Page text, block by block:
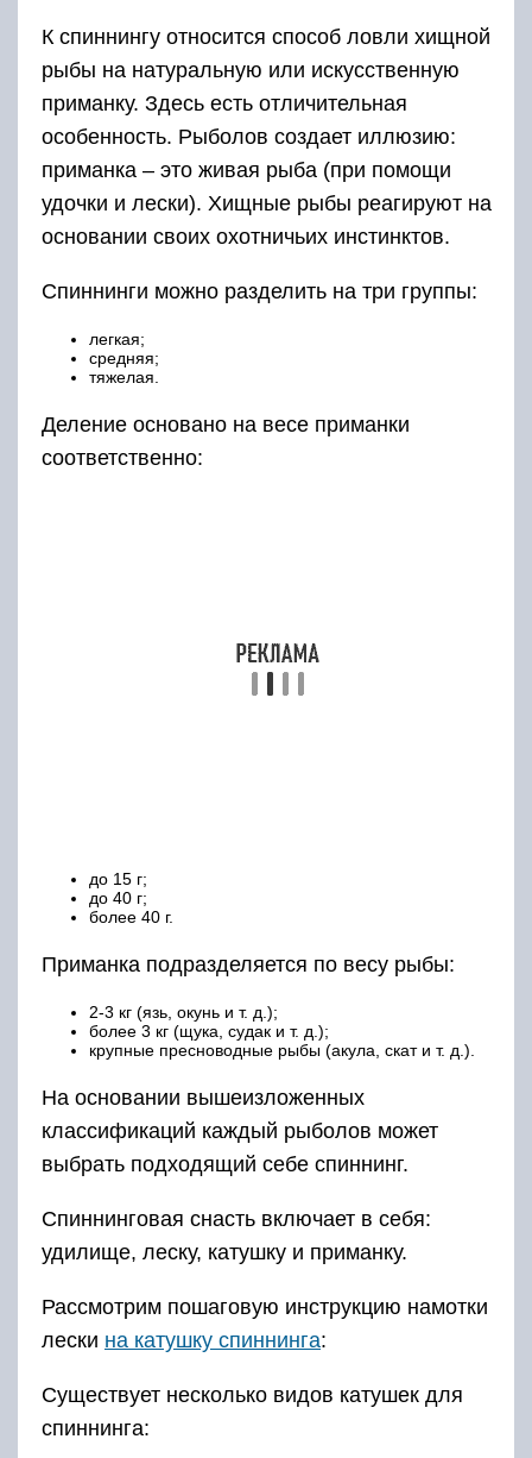
К спиннингу относится способ ловли хищной
рыбы на натуральную или искусственную
приманку. Здесь есть отличительная
особенность. Рыболов создает иллюзию:
приманка – это живая рыба (при помощи
удочки и лески). Хищные рыбы реагируют на
основании своих охотничьих инстинктов.
Спиннинги можно разделить на три группы:
легкая;
средняя;
тяжелая.
Деление основано на весе приманки
соответственно:
2-3 кг (язь, окунь и т. д.);
более 3 кг (щука, судак и т. д.);
крупные пресноводные рыбы (акула, скат и т. д.).
удилище, леску, катушку и приманку.
лескина катушку спиннинга:
Существует несколько видов катушек для
спиннинга:
Безынерционная является высокоточной и
применяется в основном при ловле рыбы на
месте. Когда начинается клев ее нужно
начинать крутить. В это время происходит
удерживание рыбы на леске. При правильной
рыбу.
устройством, которое позволяет ловить
крупную рыбу с большой глубины. Она иначе